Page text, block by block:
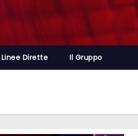
Linee Dirette Il Gruppo